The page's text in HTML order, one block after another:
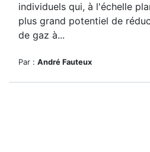
individuels qui, à l'échelle
plus grand potentiel de
de gaz à...
Par : André Fauteux